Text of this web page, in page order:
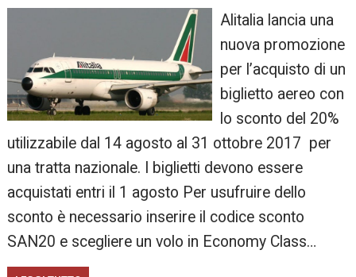
Alitalia lancia una
nuova promozione
per l’acquisto di un
biglietto aereo con
lo sconto del 20%
utilizzabile dal 14 agosto al 31 ottobre 2017 per
una tratta nazionale. I biglietti devono essere
acquistati entri il 1 agosto Per usufruire dello
sconto è necessario inserire il codice sconto
SAN20 e scegliere un volo in Economy Class…